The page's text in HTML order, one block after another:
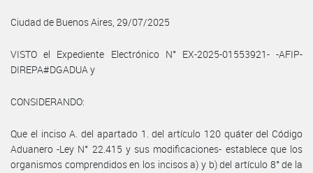
Ciudad de Buenos Aires, 29/07/2025
VISTO el Expediente Electrónico N° EX-2025-01553921- -AFIP-
DIREPA#DGADUA y
CONSIDERANDO:
Que el inciso A. del apartado 1. del artículo 120 quáter del Código
Aduanero -Ley N° 22.415 y sus modificaciones- establece que los
organismos comprendidos en los incisos a) y b) del artículo 8° de la